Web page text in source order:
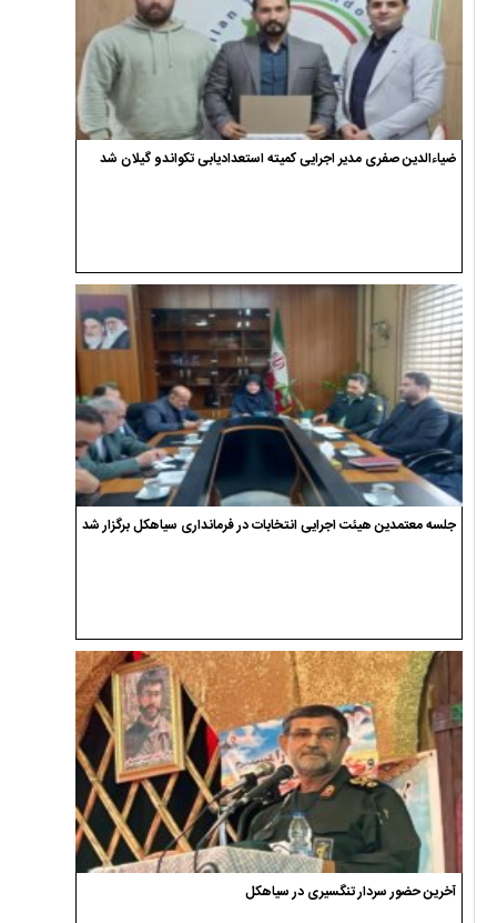
ضیاءالدین صفری مدیر اجرایی کمیته استعدادیابی تکواندو گیلان شد
جلسه معتمدین هیئت اجرایی انتخابات در فرمانداری سیاهکل برگزار شد
آخرین حضور سردار تنگسیری در سیاهکل